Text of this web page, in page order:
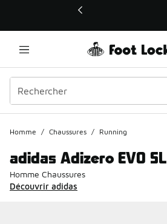
Ce lien ouvrira une nouvelle fenêtre
Homme / Chaussures / Running
adidas Adizero EVO SL
Homme Chaussures
Découvrir adidas